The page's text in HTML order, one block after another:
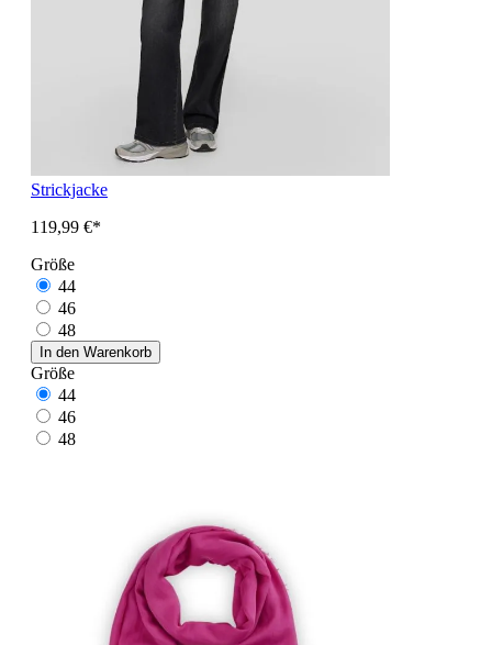
Strickjacke
119,99 €*
Größe
44
46
48
In den Warenkorb
Größe
44
46
48